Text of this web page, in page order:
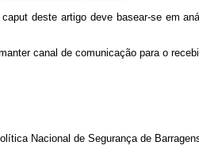
caput deste artigo deve basear-se em
canal de comunicação para o
Nacional de Segurança de